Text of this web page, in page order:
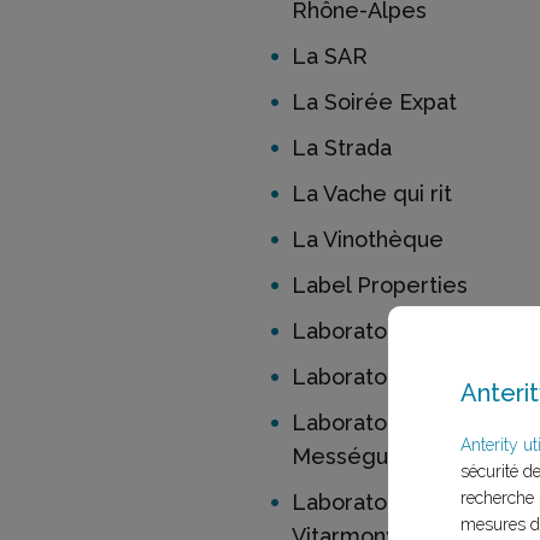
Rhône-Alpes
La SAR
La Soirée Expat
La Strada
La Vache qui rit
La Vinothèque
Label Properties
Laboratoire Abiocom
Laboratoires Axamed
Laboratoires
Mességué
Laboratoires
Anterity
sécurité
recherche
mesures